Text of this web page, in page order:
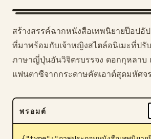
ทักษะ
พรอมต์
ราคา
ดาวน์โหลด
สร้างสรรค์ฉากหนังสือเทพนิยายป๊อปอั
ที่มาพร้อมกับเจ้าหญิงสไตล์อนิเมะที่ปรั
ภาษาญี่ปุ่นอันวิจิตรบรรจง ดอกกุหลาบ
แฟนตาซีจากกระดาษคัตเอาต์สุดมหัศจ
พรอมต์